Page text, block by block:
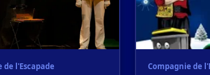
de l'Escapade Compagnie de